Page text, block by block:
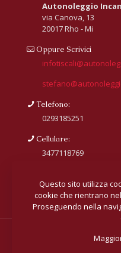
Autonoleggio
via Canova, 13
20017 Rho - Mi
Oppure Scrivici
Telefono:
0293185251
Cellulare:
3477118769
© 2018 All rights
Questo sito utilizza
cookie che rientrano
Proseguendo nella